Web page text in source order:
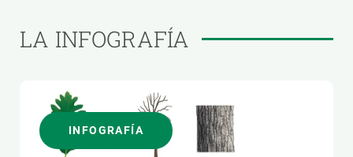
LA INFOGRAFÍA
INFOGRAFÍA